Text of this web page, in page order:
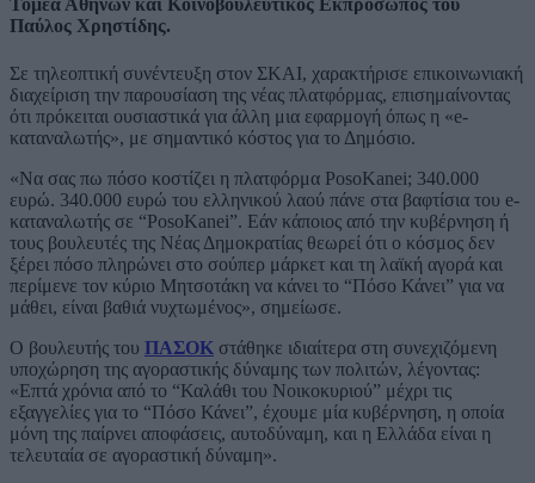
Τομέα Αθηνών και Κοινοβουλευτικός Εκπρόσωπος του
Παύλος Χρηστίδης.
Σε τηλεοπτική συνέντευξη στον ΣΚΑΙ, χαρακτήρισε επικοινωνιακή
διαχείριση την παρουσίαση της νέας πλατφόρμας, επισημαίνοντας
ότι πρόκειται ουσιαστικά για άλλη μια εφαρμογή όπως η «e-
καταναλωτής», με σημαντικό κόστος για το Δημόσιο.
«Να σας πω πόσο κοστίζει η πλατφόρμα PosoKanei; 340.000
ευρώ. 340.000 ευρώ του ελληνικού λαού πάνε στα βαφτίσια του e-
καταναλωτής σε “PosoKanei”. Εάν κάποιος από την κυβέρνηση ή
τους βουλευτές της Νέας Δημοκρατίας θεωρεί ότι ο κόσμος δεν
ξέρει πόσο πληρώνει στο σούπερ μάρκετ και τη λαϊκή αγορά και
περίμενε τον κύριο Μητσοτάκη να κάνει το “Πόσο Κάνει” για να
μάθει, είναι βαθιά νυχτωμένος», σημείωσε.
Ο βουλευτής του ΠΑΣΟΚ στάθηκε ιδιαίτερα στη συνεχιζόμενη
υποχώρηση της αγοραστικής δύναμης των πολιτών, λέγοντας:
«Επτά χρόνια από το “Καλάθι του Νοικοκυριού” μέχρι τις
εξαγγελίες για το “Πόσο Κάνει”, έχουμε μία κυβέρνηση, η οποία
μόνη της παίρνει αποφάσεις, αυτοδύναμη, και η Ελλάδα είναι η
τελευταία σε αγοραστική δύναμη».